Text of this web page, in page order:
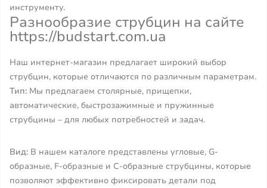
инструменту.
Разнообразие струбцин на сайте
https://budstart.com.ua
Наш интернет-магазин предлагает широкий выбор
струбцин, которые отличаются по различным параметрам.
Тип: Мы предлагаем столярные, прищепки,
автоматические, быстрозажимные и пружинные
струбцины – для любых потребностей и задач.
Вид: В нашем каталоге представлены угловые, G-
образные, F-образные и C-образные струбцины, которые
позволяют эффективно фиксировать детали под